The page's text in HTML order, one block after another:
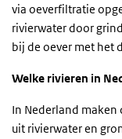
via oeverfiltratie
rivierwater door
bij de oever met het
Welke rivieren in
In Nederland
uit rivierwater en